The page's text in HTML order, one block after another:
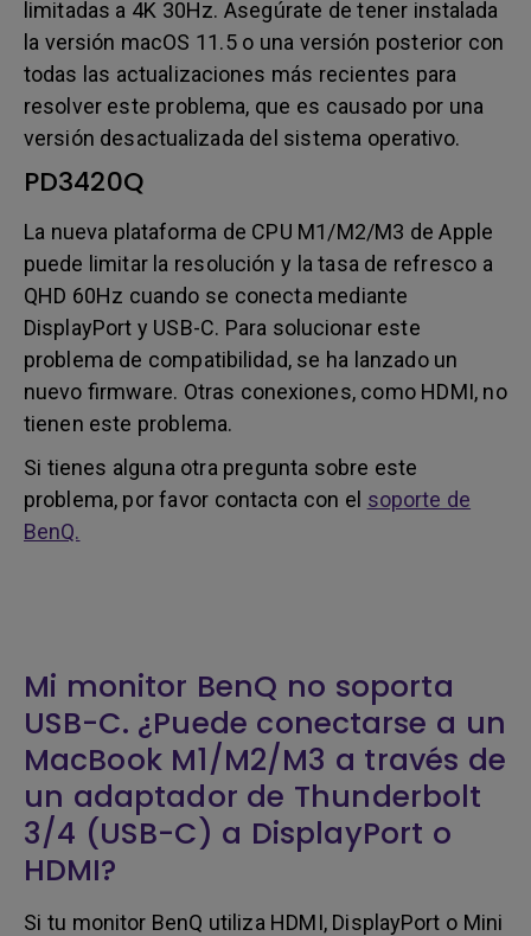
limitadas a 4K 30Hz. Asegúrate de tener instalada
la versión macOS 11.5 o una versión posterior con
todas las actualizaciones más recientes para
resolver este problema, que es causado por una
versión desactualizada del sistema operativo.
PD3420Q
La nueva plataforma de CPU M1/M2/M3 de Apple
puede limitar la resolución y la tasa de refresco a
QHD 60Hz cuando se conecta mediante
DisplayPort y USB-C. Para solucionar este
problema de compatibilidad, se ha lanzado un
nuevo firmware. Otras conexiones, como HDMI, no
tienen este problema.
Si tienes alguna otra pregunta sobre este
problema, por favor contacta con el soporte de
BenQ.
Mi monitor BenQ no soporta
USB-C. ¿Puede conectarse a un
MacBook M1/M2/M3 a través de
un adaptador de Thunderbolt
3/4 (USB-C) a DisplayPort o
HDMI?
Si tu monitor BenQ utiliza HDMI, DisplayPort o Mini